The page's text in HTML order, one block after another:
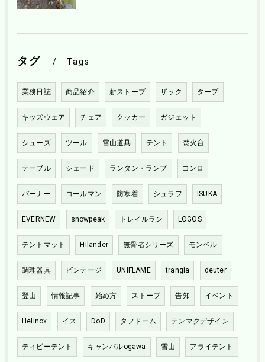
タグ Tags
業務日誌 商品紹介 薪ストーブ ザック タープ
キッズウェア チェア クッカー ガジェット
シューズ ツール 雪山道具 テント 焚火台
テーブル シェード ランタン・ランプ コンロ
バーナー コールマン 防寒着 シュラフ ISUKA
EVERNEW snowpeak トレイルラン LOGOS
テントマット Hilander 無骨者シリーズ モンベル
調理器具 ビンテージ UNIFLAME trangia deuter
登山 情報記事 始め方 ストーブ 告知 イベント
Helinox イス DoD タフドーム テンマクデザイン
ティピーテント キャンパルogawa 雪山 アライテント